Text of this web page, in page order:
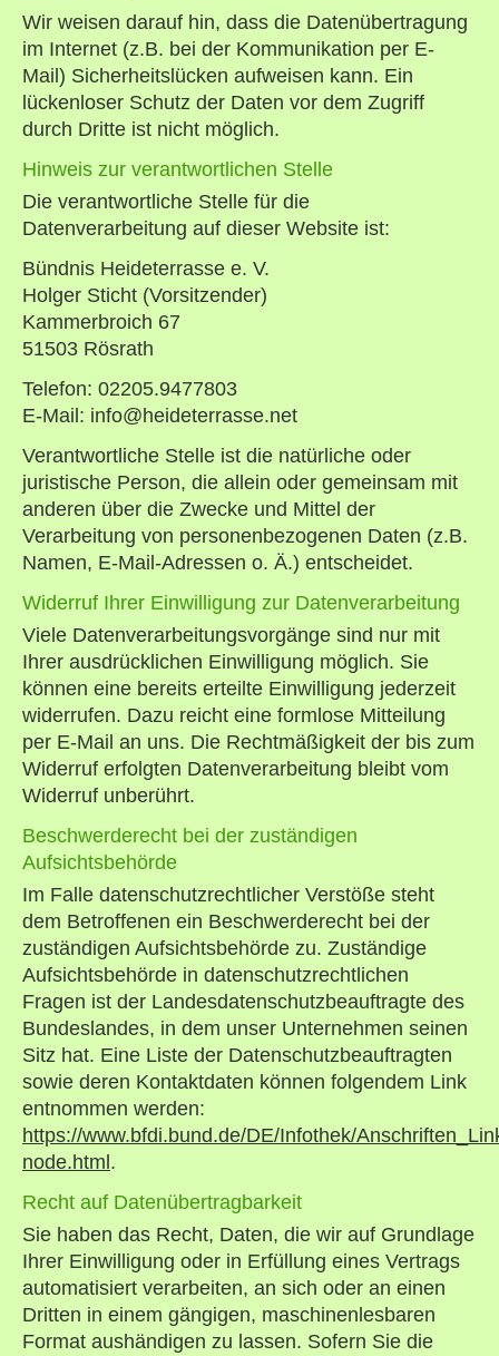
Wir weisen darauf hin, dass die Datenübertragung
im Internet (z.B. bei der Kommunikation per E-
Mail) Sicherheitslücken aufweisen kann. Ein
lückenloser Schutz der Daten vor dem Zugriff
durch Dritte ist nicht möglich.
Hinweis zur verantwortlichen Stelle
Die verantwortliche Stelle für die
Datenverarbeitung auf dieser Website ist:
Bündnis Heideterrasse e. V.
Holger Sticht (Vorsitzender)
Kammerbroich 67
51503 Rösrath
Telefon: 02205.9477803
E-Mail: info@heideterrasse.net
Verantwortliche Stelle ist die natürliche oder
juristische Person, die allein oder gemeinsam mit
anderen über die Zwecke und Mittel der
Verarbeitung von personenbezogenen Daten (z.B.
Namen, E-Mail-Adressen o. Ä.) entscheidet.
Widerruf Ihrer Einwilligung zur Datenverarbeitung
Viele Datenverarbeitungsvorgänge sind nur mit
Ihrer ausdrücklichen Einwilligung möglich. Sie
können eine bereits erteilte Einwilligung jederzeit
widerrufen. Dazu reicht eine formlose Mitteilung
per E-Mail an uns. Die Rechtmäßigkeit der bis zum
Widerruf erfolgten Datenverarbeitung bleibt vom
Widerruf unberührt.
Beschwerderecht bei der zuständigen
Aufsichtsbehörde
Im Falle datenschutzrechtlicher Verstöße steht
dem Betroffenen ein Beschwerderecht bei der
zuständigen Aufsichtsbehörde zu. Zuständige
Aufsichtsbehörde in datenschutzrechtlichen
Fragen ist der Landesdatenschutzbeauftragte des
Bundeslandes, in dem unser Unternehmen seinen
Sitz hat. Eine Liste der Datenschutzbeauftragten
sowie deren Kontaktdaten können folgendem Link
entnommen werden:
https://www.bfdi.bund.de/DE/Infothek/
node.html .
Recht auf Datenübertragbarkeit
Sie haben das Recht, Daten, die wir auf Grundlage
Ihrer Einwilligung oder in Erfüllung eines Vertrags
automatisiert verarbeiten, an sich oder an einen
Dritten in einem gängigen, maschinenlesbaren
Format aushändigen zu lassen. Sofern Sie die